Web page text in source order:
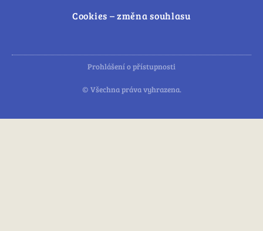
Cookies – změna souhlasu
Prohlášení o přístupnosti
© Všechna práva vyhrazena.